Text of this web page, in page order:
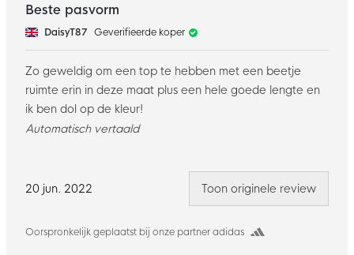
20 jun. 2022
Oorspronkelijk geplaatst bij onze partner adidas
Beste pasvorm
DaisyT87 Geverifieerde koper
Zo geweldig om een top te hebben met een beetje
ruimte erin in deze maat plus een hele goede lengte en
ik ben dol op de kleur!
Automatisch vertaald
Toon originele review